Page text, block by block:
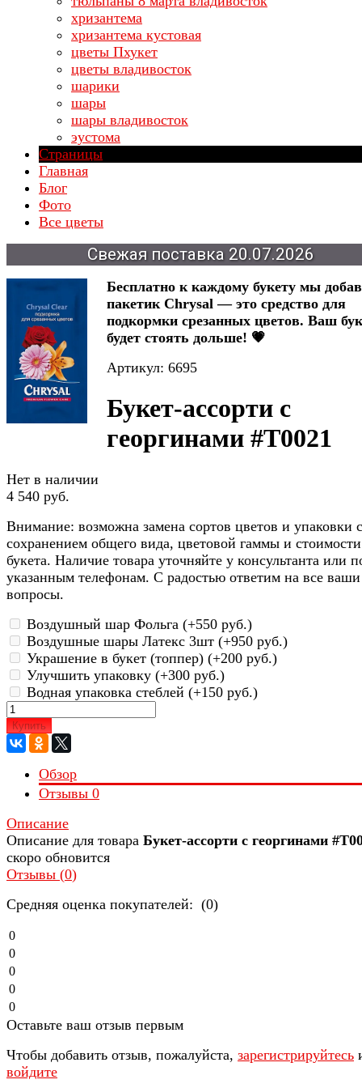
хризантема
хризантема кустовая
цветы Пхукет
цветы владивосток
шарики
шары
шары владивосток
эустома
Страницы
Главная
Блог
Фото
Все цветы
Свежая поставка 20.07.2026
Бесплатно к каждому букету мы
пакетик Chrysal — это средство для
подкормки срезанных цветов. Ваш
будет стоять дольше! 💗
Артикул: 6695
Букет-ассорти с
георгинами #Т0021
Нет в наличии
4 540 руб.
Внимание: возможна замена сортов цветов и упаковки с
сохранением общего вида, цветовой гаммы и стоимости
букета. Наличие товара уточняйте у консультанта или
указанным телефонам. С радостью ответим на все ваши
вопросы.
Воздушный шар Фольга (+550 руб.)
Воздушные шары Латекс 3шт (+950 руб.)
Украшение в букет (топпер) (+200 руб.)
Улучшить упаковку (+300 руб.)
Водная упаковка стеблей (+150 руб.)
Купить
Обзор
Отзывы 0
Описание
Описание для товара Букет-ассорти с георгинами
скоро обновится
Отзывы (0)
Средняя оценка покупателей: (0)
0
0
0
0
0
Оставьте ваш отзыв первым
Чтобы добавить отзыв, пожалуйста, зарегистрируйтесь
войдите